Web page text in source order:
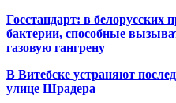
Госстандарт: в белорусских
бактерии, способные
газовую гангрену
В Витебске устраняют
улице Шрадера